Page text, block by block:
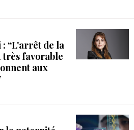
“L'arrêt de la
très favorable
aux